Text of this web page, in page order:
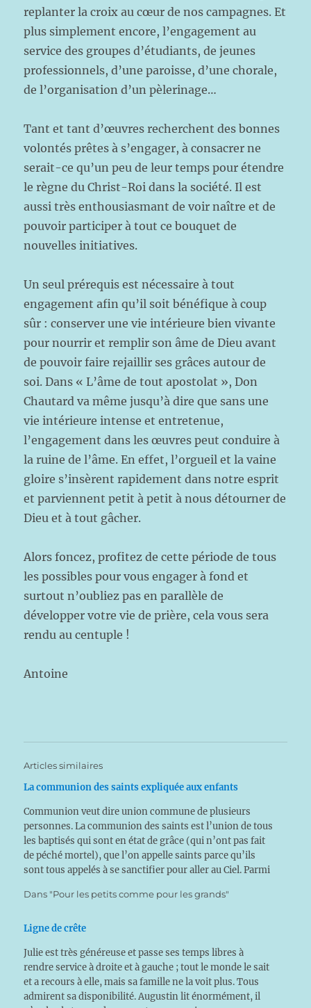
replanter la croix au cœur de nos campagnes. Et
plus simplement encore, l’engagement au
service des groupes d’étudiants, de jeunes
professionnels, d’une paroisse, d’une chorale,
de l’organisation d’un pèlerinage…
Tant et tant d’œuvres recherchent des bonnes
volontés prêtes à s’engager, à consacrer ne
serait-ce qu’un peu de leur temps pour étendre
le règne du Christ-Roi dans la société. Il est
aussi très enthousiasmant de voir naître et de
pouvoir participer à tout ce bouquet de
nouvelles initiatives.
Un seul prérequis est nécessaire à tout
engagement afin qu’il soit bénéfique à coup
sûr : conserver une vie intérieure bien vivante
pour nourrir et remplir son âme de Dieu avant
de pouvoir faire rejaillir ses grâces autour de
soi. Dans « L’âme de tout apostolat », Don
Chautard va même jusqu’à dire que sans une
vie intérieure intense et entretenue,
l’engagement dans les œuvres peut conduire à
la ruine de l’âme. En effet, l’orgueil et la vaine
gloire s’insèrent rapidement dans notre esprit
et parviennent petit à petit à nous détourner de
Dieu et à tout gâcher.
Alors foncez, profitez de cette période de tous
les possibles pour vous engager à fond et
surtout n’oubliez pas en parallèle de
développer votre vie de prière, cela vous sera
rendu au centuple !
Antoine
Articles similaires
La communion des saints expliquée aux enfants
Communion veut dire union commune de plusieurs
personnes. La communion des saints est l’union de tous
les baptisés qui sont en état de grâce (qui n’ont pas fait
de péché mortel), que l’on appelle saints parce qu’ils
sont tous appelés à se sanctifier pour aller au Ciel. Parmi
Dans "Pour les petits comme pour les grands"
Ligne de crête
Julie est très généreuse et passe ses temps libres à
rendre service à droite et à gauche ; tout le monde le sait
et a recours à elle, mais sa famille ne la voit plus. Tous
admirent sa disponibilité. Augustin lit énormément, il